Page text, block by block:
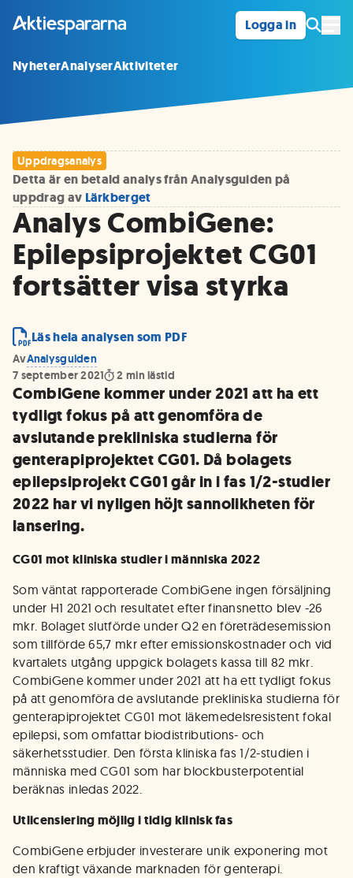
Logga in
NyheterAnalyserAktiviteter
Uppdragsanalys
Detta är en betald analys från Analysguiden på
uppdrag av Lärkberget
Analys CombiGene:
Epilepsiprojektet CG01
fortsätter visa styrka
Läs hela analysen som PDF
AvAnalysguiden
7 september 2021
2 min lästid
CombiGene kommer under 2021 att ha ett
tydligt fokus på att genomföra de
avslutande prekliniska studierna för
genterapiprojektet CG01. Då bolagets
epilepsiprojekt CG01 går in i fas 1/2-studier
2022 har vi nyligen höjt sannolikheten för
lansering.
CG01 mot kliniska studier i människa 2022
Som väntat rapporterade CombiGene ingen försäljning
under H1 2021 och resultatet efter finansnetto blev -26
mkr. Bolaget slutförde under Q2 en företrädesemission
som tillförde 65,7 mkr efter emissionskostnader och vid
kvartalets utgång uppgick bolagets kassa till 82 mkr.
CombiGene kommer under 2021 att ha ett tydligt fokus
på att genomföra de avslutande prekliniska studierna för
genterapiprojektet CG01 mot läkemedelsresistent fokal
epilepsi, som omfattar biodistributions- och
säkerhetsstudier. Den första kliniska fas 1/2-studien i
människa med CG01 som har blockbusterpotential
beräknas inledas 2022.
Utlicensiering möjlig i tidig klinisk fas
CombiGene erbjuder investerare unik exponering mot
den kraftigt växande marknaden för genterapi.